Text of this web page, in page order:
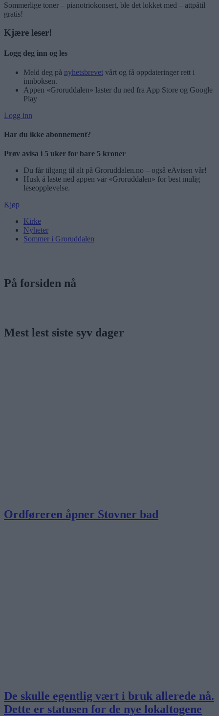
Sommerlige toner – pianotriokonsert, ble det lokket med – attpåtil
gratis!
Kjære leser!
Logg deg inn og les
Meld deg på nyhetsbrevet vårt og få oppdateringer rett i
innboksen.
Appen «Groruddalen» laster du ned fra App Store og Google
Play
Logg inn
Har du ikke abonnement?
Prøv avisa i 5 uker for bare 5 kroner
Du får tilgang til alt på Groruddalen.no – også eAvisen vår!
Husk å laste ned appen vår «Groruddalen» for best mulig
leseopplevelse.
Kjøp
Kirke
Nyheter
Sommer i Groruddalen
På forsiden nå
Mest lest siste syv dager
Ordføreren åpner Stovner bad
De skulle egentlig vært i bruk allerede nå.
Dette er statusen for de nye lokaltogene